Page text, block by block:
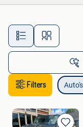
Filters Auto's